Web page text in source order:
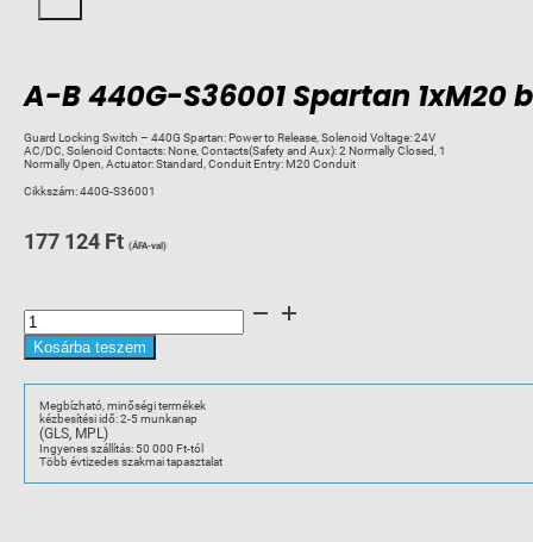
A-B 440G-S36001 Spartan 1xM20
Guard Locking Switch – 440G Spartan: Power to Release, Solenoid Voltage: 24V
AC/DC, Solenoid Contacts: None, Contacts(Safety and Aux): 2 Normally Closed, 1
Normally Open, Actuator: Standard, Conduit Entry: M20 Conduit
Cikkszám:440G-S36001
177 124 Ft (ÁFA-val)
440G-
S36001
Spartan
bizt.
24VAC/DC,2N/C+1N/C
mennyiség
Kosárba teszem
Megbízható, minőségi termékek
kézbesítési idő: 2-5 munkanap
(GLS, MPL)
Ingyenes szállítás: 50 000 Ft-tól
Több évtizedes szakmai tapasztalat